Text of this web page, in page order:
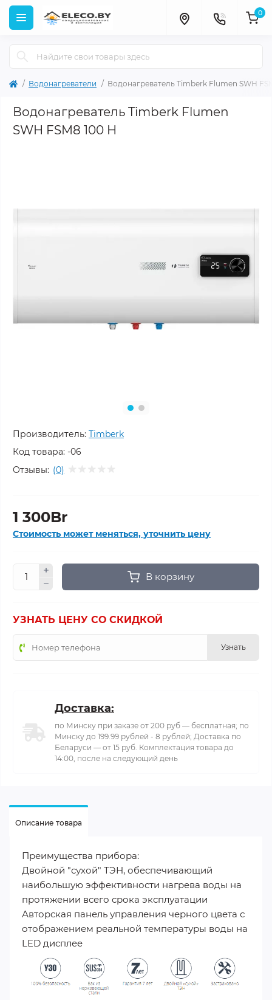
0
Водонагреватели Водонагреватель Timberk Flumen SWH
Водонагреватель Timberk Flumen
SWH FSM8 100 H
Производитель: Timberk
Код товара: -06
Отзывы: (0)
1 300Br
Стоимость может меняться, уточнить цену
В корзину
УЗНАТЬ ЦЕНУ СО СКИДКОЙ
Узнать
Доставка:
по Минску при заказе от 200 руб — бесплатная; по
Минску до 199.99 рублей - 8 рублей; Доставка по
Беларуси — от 15 руб. Комплектация товара до
14:00, после на следующий день
Описание товара
Преимущества прибора:
Двойной "сухой" ТЭН, обеспечивающий
наибольшую эффективности нагрева воды на
протяжении всего срока эксплуатации
Авторская панель управления черного цвета с
отображением реальной температуры воды на
LED дисплее